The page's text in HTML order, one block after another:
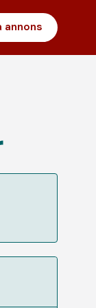
annons